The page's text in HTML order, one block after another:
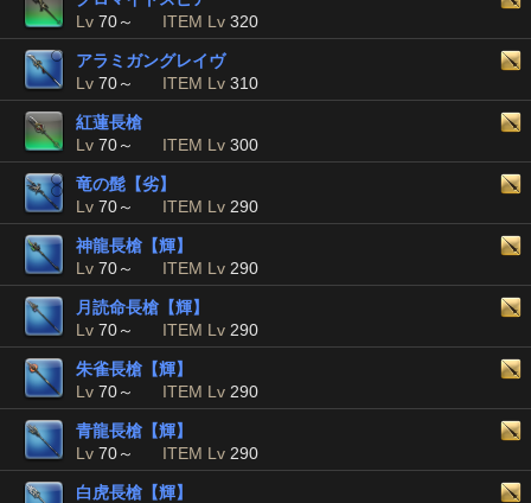
Lv 70～ ITEM Lv 320
アラミガングレイヴ
Lv 70～ ITEM Lv 310
紅蓮長槍
Lv 70～ ITEM Lv 300
竜の髭【劣】
Lv 70～ ITEM Lv 290
神龍長槍【輝】
Lv 70～ ITEM Lv 290
月読命長槍【輝】
Lv 70～ ITEM Lv 290
朱雀長槍【輝】
Lv 70～ ITEM Lv 290
青龍長槍【輝】
Lv 70～ ITEM Lv 290
白虎長槍【輝】